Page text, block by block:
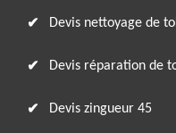
Devis nettoyage de
Devis réparation de
Devis zingueur 45